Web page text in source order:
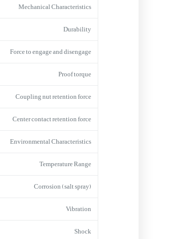
Mechanical Characteristics
Durability
Force to engage and disengage
Proof torque
Coupling nut retention force
Center contact retention force
Environmental Characteristics
Temperature Range
Corrosion (salt spray)
Vibration
Shock